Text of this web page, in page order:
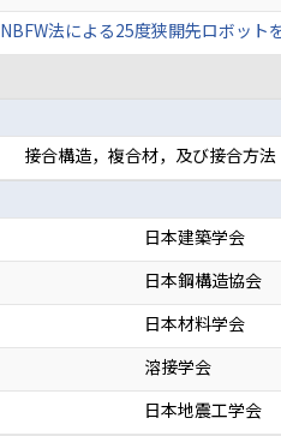
NBFW法による25度狭開先ロボッ
接合構造，複合材，及び接合方法
日本建築学会
日本鋼構造協会
日本材料学会
溶接学会
日本地震工学会